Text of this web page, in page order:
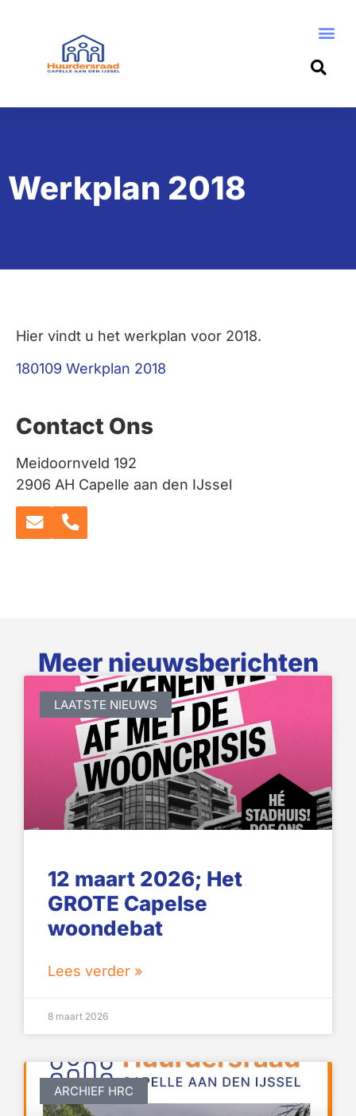
Werkplan 2018
Hier vindt u het werkplan voor 2018.
180109 Werkplan 2018
Contact Ons
Meidoornveld 192
2906 AH Capelle aan den IJssel
Meer nieuwsberichten
LAATSTE NIEUWS
12 maart 2026; Het
GROTE Capelse
woondebat
Lees verder »
8 maart 2026
ARCHIEF HRC